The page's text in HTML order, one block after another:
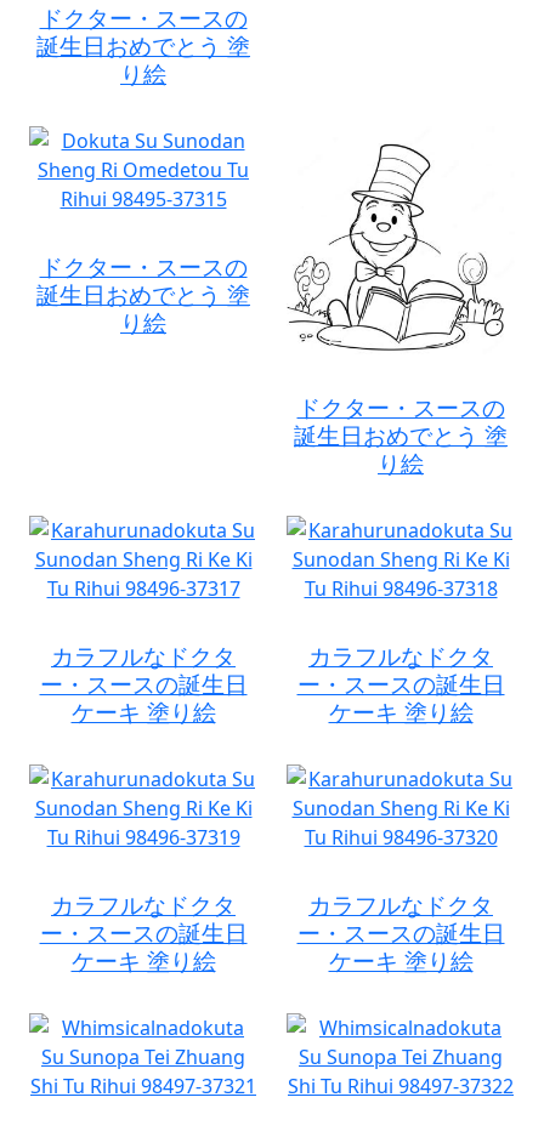
ドクター・スースの
誕生日おめでとう 塗
り絵
ドクター・スースの
誕生日おめでとう 塗
り絵
ドクター・スースの
誕生日おめでとう 塗
り絵
カラフルなドクタ
ー・スースの誕生日
ケーキ 塗り絵
カラフルなドクタ
ー・スースの誕生日
ケーキ 塗り絵
カラフルなドクタ
ー・スースの誕生日
ケーキ 塗り絵
カラフルなドクタ
ー・スースの誕生日
ケーキ 塗り絵